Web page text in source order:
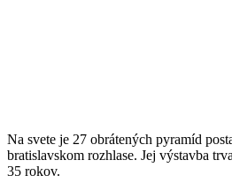
Na svete je 27 obrátených pyramíd
bratislavskom rozhlase. Jej výstavba
35 rokov.